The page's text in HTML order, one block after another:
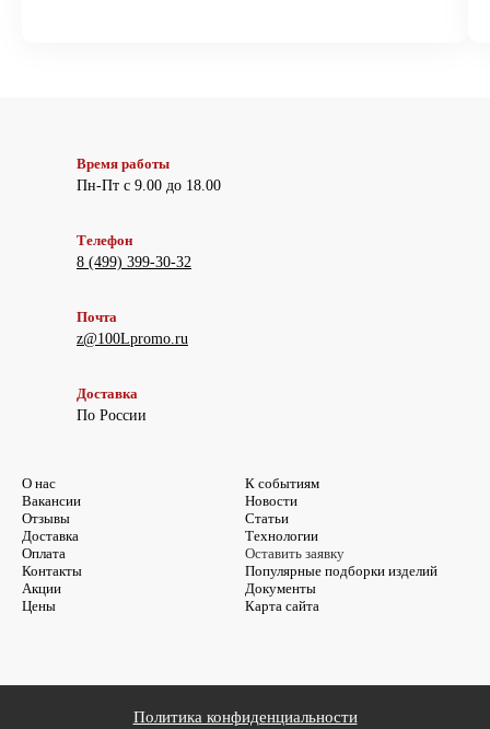
Время работы
Пн-Пт с 9.00 до 18.00
Телефон
8 (499) 399-30-32
Почта
z@100Lpromo.ru
Доставка
По России
О нас
Вакансии
Отзывы
Доставка
Оплата
Контакты
Акции
Цены
К событиям
Новости
Статьи
Технологии
Оставить заявку
Популярные подборки изделий
Документы
Карта сайта
Политика конфиденциальности